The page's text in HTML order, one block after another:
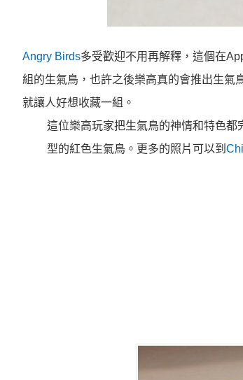
Angry Birds多受歡迎不用再解釋，這個在
組的生氣鳥，也許之後樂高真的會推出生氣
就讓人好想收藏一組。
這位樂高玩家把生氣鳥的神情和特色
型的紅色生氣鳥。更多的照片可以到